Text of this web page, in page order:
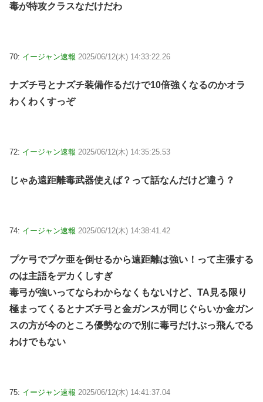
毒が特攻クラスなだけだわ
70: イージャン速報 2025/06/12(木) 14:33:22.26
ナズチ弓とナズチ装備作るだけで10倍強くなるのかオラ
わくわくすっぞ
72: イージャン速報 2025/06/12(木) 14:35:25.53
じゃあ遠距離毒武器使えば？って話なんだけど違う？
74: イージャン速報 2025/06/12(木) 14:38:41.42
プケ弓でプケ亜を倒せるから遠距離は強い！って主張する
のは主語をデカくしすぎ
毒弓が強いってならわからなくもないけど、TA見る限り
極まってくるとナズチ弓と金ガンスが同じぐらいか金ガン
スの方が今のところ優勢なので別に毒弓だけぶっ飛んでる
わけでもない
75: イージャン速報 2025/06/12(木) 14:41:37.04